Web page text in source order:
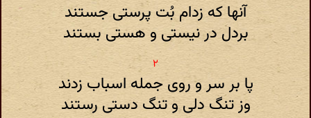
آنها که زدام بُت پرستی جستند
بردل در نیستی و هستی بستند
پا بر سر و روی جمله اسباب زدند
وز تنگ دلی و تنگ دستی رستند